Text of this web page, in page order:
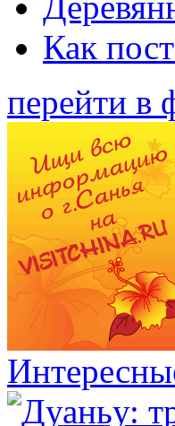
Как
перейти в